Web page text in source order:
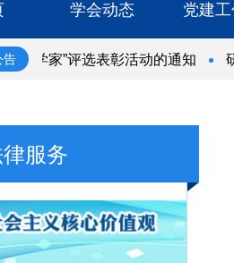
学会动态 党建
告学家”评选表彰活动的通知 研
学家”评选表彰活动的通知
服务